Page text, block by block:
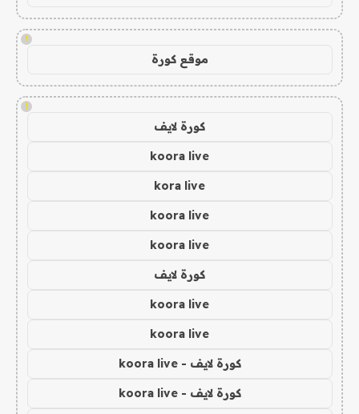
!
موقع كورة
!
كورة لايف
koora live
kora live
koora live
koora live
كورة لايف
koora live
koora live
كورة لايف - koora live
كورة لايف - koora live